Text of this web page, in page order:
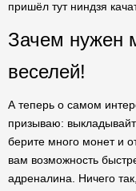
пришёл тут ниндзя
Зачем нужен
веселей!
А теперь о самом
призываю:
берите много монет и
вам возможность
адреналина. Ничего